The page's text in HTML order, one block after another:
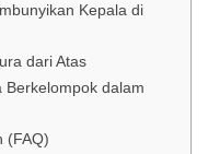
Kepala di
dari Atas
Berkelompok dalam
(FAQ)